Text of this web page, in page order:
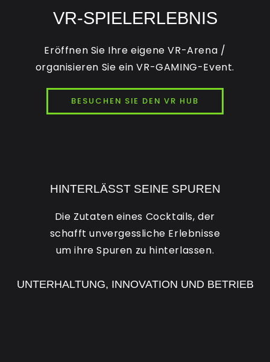
VR-SPIELERLEBNIS
Eröffnen Sie Ihre eigene VR-Arena /
organisieren Sie ein VR-GAMING-Event.
BESUCHEN SIE DEN VR HUB
HINTERLÄSST SEINE SPUREN
Die Zutaten eines Cocktails, der
schafft unvergessliche Erlebnisse
um ihre Spuren zu hinterlassen.
UNTERHALTUNG, INNOVATION UND BETRIEB